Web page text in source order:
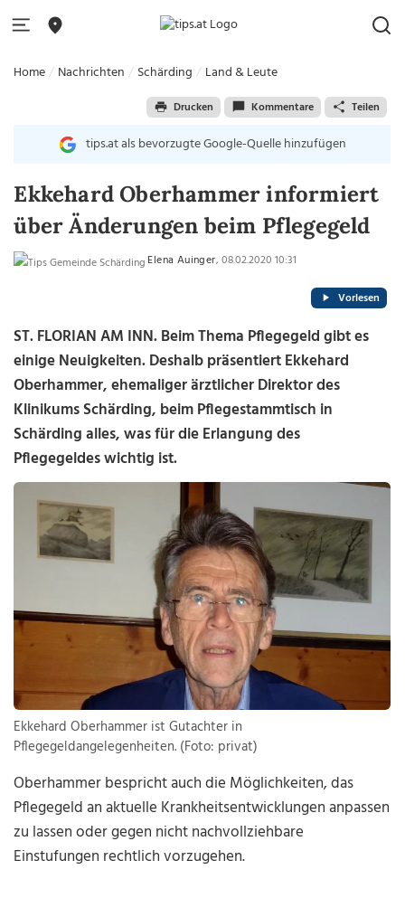
Home Nachrichten Schärding Land & Leute
Drucken Kommentare Teilen
tips.at als bevorzugte Google-Quelle hinzufügen
Ekkehard Oberhammer informiert
über Änderungen beim Pflegegeld
Elena Auinger, 08.02.2020 10:31
Vorlesen
ST. FLORIAN AM INN. Beim Thema Pflegegeld gibt es
einige Neuigkeiten. Deshalb präsentiert Ekkehard
Oberhammer, ehemaliger ärztlicher Direktor des
Klinikums Schärding, beim Pflegestammtisch in
Schärding alles, was für die Erlangung des
Pflegegeldes wichtig ist.
Ekkehard Oberhammer ist Gutachter in
Pflegegeldangelegenheiten. (Foto: privat)
Oberhammer bespricht auch die Möglichkeiten, das
Pflegegeld an aktuelle Krankheitsentwicklungen anpassen
zu lassen oder gegen nicht nachvollziehbare
Einstufungen rechtlich vorzugehen.